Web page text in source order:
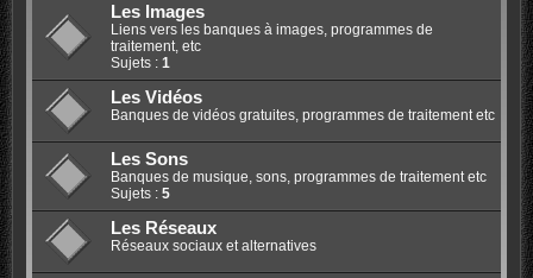
Les Images
Liens vers les banques à images, programmes de
traitement, etc
Sujets : 1
Les Vidéos
Banques de vidéos gratuites, programmes de traitement etc
Les Sons
Banques de musique, sons, programmes de traitement etc
Sujets : 5
Les Réseaux
Réseaux sociaux et alternatives